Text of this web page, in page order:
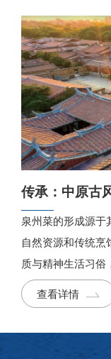
传承：中原古
泉州菜的形成源于
自然资源和传统烹
质与精神生活习俗
查看详情